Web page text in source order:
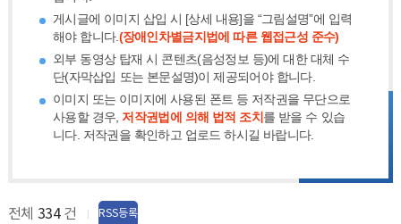
게시글에 이미지 삽입 시 [상세 내용]을 “그림설명”에 입력
해야 합니다.(장애인차별금지법에 따른 웹접근성 준수)
외부 동영상 탑재 시 콘텐츠(음성정보 등)에 대한 대체 수
단(자막삽입 또는 본문설명)이 제공되어야 합니다.
이미지 또는 이미지에 사용된 폰트 등 저작권을 무단으로
사용할 경우, 저작권법에 의해 법적 조치 를 받을 수 있습
니다. 저작권을 확인하고 업로드 하시길 바랍니다.
전체 334 건 RSS등록